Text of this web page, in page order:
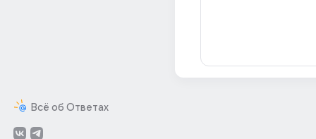
Всё об Ответах